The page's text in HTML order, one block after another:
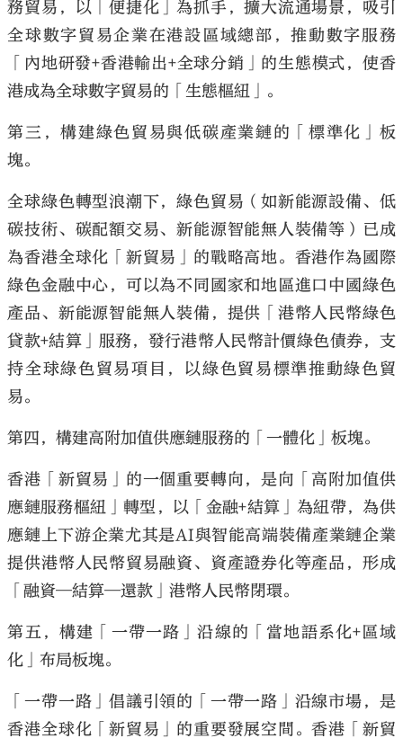
務貿易，以「便捷化」為抓手，擴大流通場景，吸引
全球數字貿易企業在港設區域總部，推動數字服務
「內地研發+香港輸出+全球分銷」的生態模式，使香
港成為全球數字貿易的「生態樞紐」。
第三，構建綠色貿易與低碳產業鏈的「標準化」板
塊。
全球綠色轉型浪潮下，綠色貿易（如新能源設備、低
碳技術、碳配額交易、新能源智能無人裝備等）已成
為香港全球化「新貿易」的戰略高地。香港作為國際
綠色金融中心，可以為不同國家和地區進口中國綠色
產品、新能源智能無人裝備，提供「港幣人民幣綠色
貸款+結算」服務，發行港幣人民幣計價綠色債券，支
持全球綠色貿易項目，以綠色貿易標準推動綠色貿
易。
第四，構建高附加值供應鏈服務的「一體化」板塊。
香港「新貿易」的一個重要轉向，是向「高附加值供
應鏈服務樞紐」轉型，以「金融+結算」為紐帶，為供
應鏈上下游企業尤其是AI與智能高端裝備產業鏈企業
提供港幣人民幣貿易融資、資產證券化等產品，形成
「融資—結算—還款」港幣人民幣閉環。
第五，構建「一帶一路」沿線的「當地語系化+區域
化」布局板塊。
「一帶一路」倡議引領的「一帶一路」沿線市場，是
香港全球化「新貿易」的重要發展空間。香港「新貿